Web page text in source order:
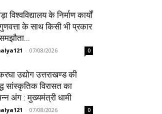
विश्वविद्यालय के निर्माण कार्यों
के साथ किसी भी प्रकार
- 07/08/2026 0
उद्योग उत्तराखण्ड की
सांस्कृतिक विरासत का
अंग : मुख्यमंत्री धामी
- 07/08/2026 0